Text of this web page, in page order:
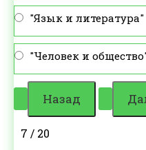
"Язык и литература"
"Человек и
7 / 20